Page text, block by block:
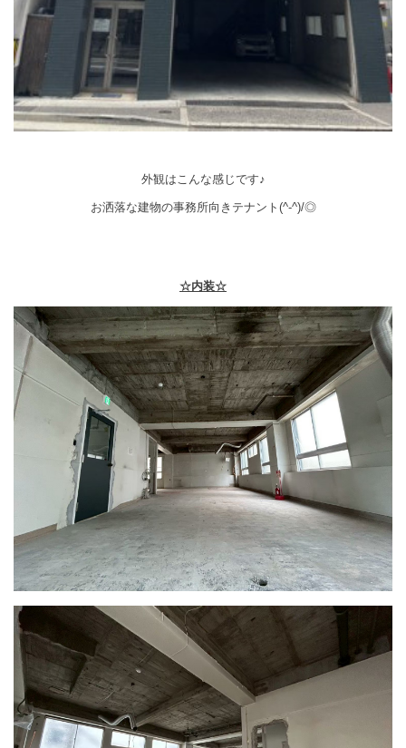
外観はこんな感じです♪
お洒落な建物の事務所向きテナント(^-^)/◎
☆内装☆